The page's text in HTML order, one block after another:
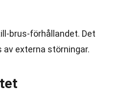
brus-förhållandet. Det
externa störningar.